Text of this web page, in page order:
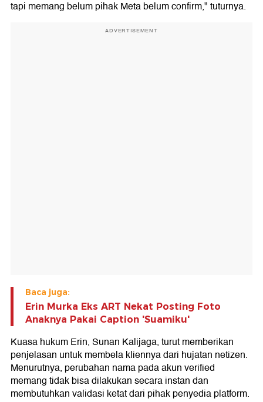
tapi memang belum pihak Meta belum confirm," tuturnya.
ADVERTISEMENT
Baca juga:
Erin Murka Eks ART Nekat Posting Foto
Anaknya Pakai Caption 'Suamiku'
Kuasa hukum Erin, Sunan Kalijaga, turut memberikan
penjelasan untuk membela kliennya dari hujatan netizen.
Menurutnya, perubahan nama pada akun verified
memang tidak bisa dilakukan secara instan dan
membutuhkan validasi ketat dari pihak penyedia platform.